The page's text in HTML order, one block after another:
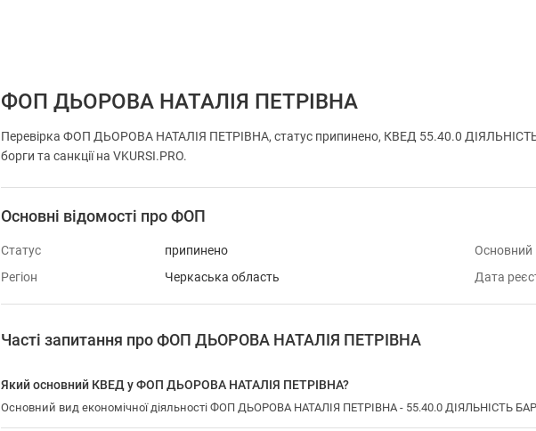
ФОП ДЬОРОВА НАТАЛІЯ ПЕТРІВНА
Перевірка ФОП ДЬОРОВА НАТАЛІЯ ПЕТРІВНА, статус припинено, КВЕД 55.40.0 ДІЯЛЬНІСТЬ
борги та санкції на VKURSI.PRO.
Основні відомості про ФОП
Статус припинено
Регіон
Черкаська область Дата
Часті запитання про ФОП ДЬОРОВА НАТАЛІЯ ПЕТРІВНА
Який основний КВЕД у ФОП ДЬОРОВА НАТАЛІЯ ПЕТРІВНА?
Основний вид економічної діяльності ФОП ДЬОРОВА НАТАЛІЯ ПЕТРІВНА - 55.40.0 ДІЯЛЬНІСТЬ